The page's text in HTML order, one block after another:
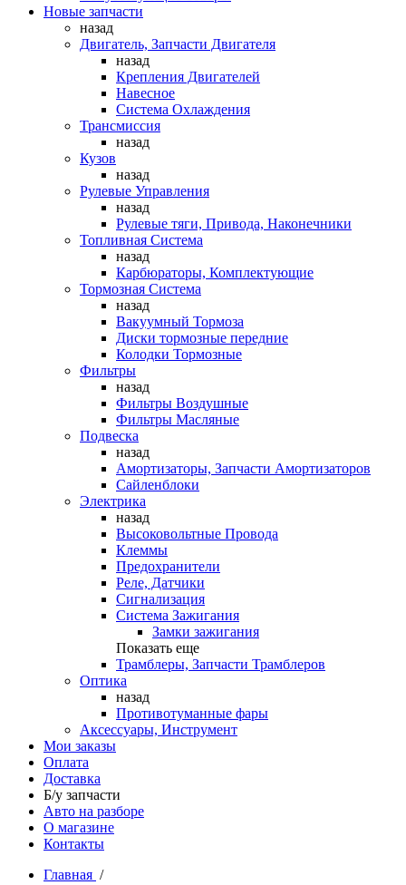
Новые запчасти
назад
Двигатель, Запчасти Двигателя
назад
Крепления Двигателей
Навесное
Система Охлаждения
Трансмиссия
назад
Кузов
назад
Рулевые Управления
назад
Рулевые тяги, Привода, Наконечники
Топливная Система
назад
Карбюраторы, Комплектующие
Тормозная Система
назад
Вакуумный Тормоза
Диски тормозные передние
Колодки Тормозные
Фильтры
назад
Фильтры Воздушные
Фильтры Масляные
Подвеска
назад
Амортизаторы, Запчасти Амортизаторов
Сайленблоки
Электрика
назад
Высоковольтные Провода
Клеммы
Предохранители
Реле, Датчики
Сигнализация
Система Зажигания
Замки зажигания
Показать еще
Трамблеры, Запчасти Трамблеров
Оптика
назад
Противотуманные фары
Аксессуары, Инструмент
Мои заказы
Оплата
Доставка
Б/у запчасти
Авто на разборе
О магазине
Контакты
Главная /